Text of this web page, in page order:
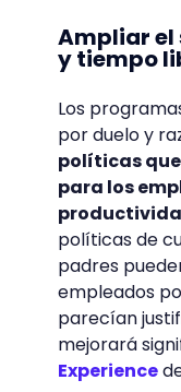
Ampliar el
y tiempo
Los
por duelo y
políticas
para los
políticas de
padres
empleados
parecían
mejorará
Experience